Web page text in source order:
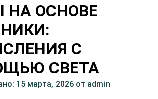
НА ОСНОВЕ
С
СВЕТА
15 марта, 2026 от admin